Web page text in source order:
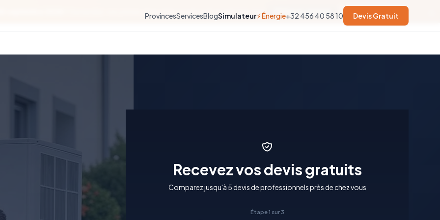
ProvincesServicesBlogSimulateur⚡ Énergie+32 456 40 58 10 Devis Gratuit
septembre 2026 ! Demandez vos primes rénovation avant qu'il ne soit trop tard.
Recevez vos devis gratuits
Comparez jusqu'à 5 devis de professionnels près de chez vous
Étape 1 sur 3